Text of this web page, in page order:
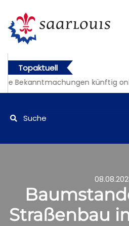
Topaktuell
künftig
Straßenbau